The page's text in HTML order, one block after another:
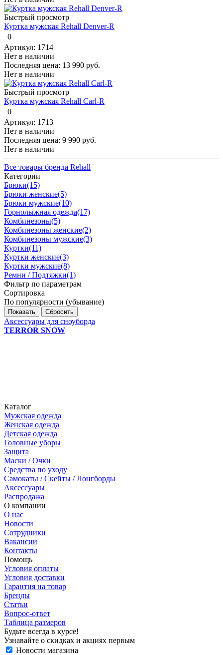
Быстрый просмотр
Куртка мужская Rehall Denver-R
0
Артикул: 1714
Нет в наличии
Последняя цена: 13 990 руб.
Нет в наличии
Быстрый просмотр
Куртка мужская Rehall Carl-R
0
Артикул: 1713
Нет в наличии
Последняя цена: 9 990 руб.
Нет в наличии
Все товары бренда Rehall
Категории
Брюки(15)
Брюки женские(5)
Брюки мужские(10)
Горнолыжная одежда(17)
Комбинезоны(5)
Комбинезоны женские(2)
Комбинезоны мужские(3)
Куртки(11)
Куртки женские(3)
Куртки мужские(8)
Ремни / Подтяжки(1)
Фильтр по параметрам
Сортировка
По популярности (убывание)
Сбросить
Аксессуары для сноуборда
TERROR SNOW
Каталог
Мужская одежда
Женская одежда
Детская одежда
Головные уборы
Защита
Маски / Очки
Средства по уходу
Самокаты / Скейты / Лонгборды
Аксессуары
Распродажа
О компании
О нас
Новости
Сотрудники
Вакансии
Контакты
Помощь
Условия оплаты
Условия доставки
Гарантия на товар
Бренды
Статьи
Вопрос-ответ
Таблица размеров
Будьте всегда в курсе!
Узнавайте о скидках и акциях первым
Новости магазина